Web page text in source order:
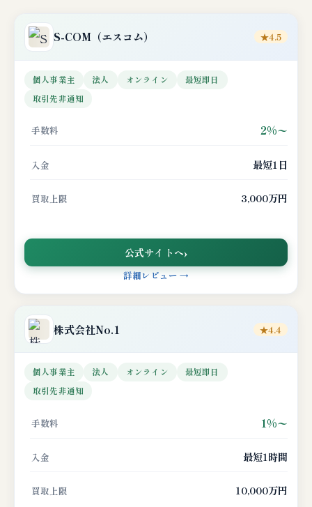
S-COM （エスコム） ★4.5
個人事業主 法人 オンライン
最短即日
取引先非通知
手数料 2%〜
入金 最短1日
買取上限 3,000万円
公式サイトへ
詳細レビュー →
株式会社No.1 ★4.4
個人事業主 法人 オンライン
最短即日
取引先非通知
手数料 1%〜
入金 最短1時間
買取上限 10,000万円